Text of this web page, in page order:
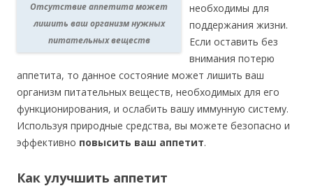
Отсутствие аппетита может
лишить ваш организм нужных
питательных веществ
необходимы для
поддержания жизни.
Если оставить без
внимания потерю
аппетита, то данное состояние может лишить ваш
организм питательных веществ, необходимых для его
функционирования, и ослабить вашу иммунную систему.
Используя природные средства, вы можете безопасно и
эффективно повысить ваш аппетит.
Как улучшить аппетит